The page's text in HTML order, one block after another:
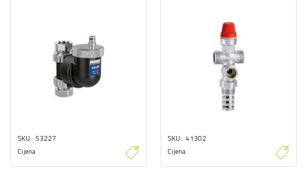
SKU 53227
Cijena
SKU 41302
Cijena